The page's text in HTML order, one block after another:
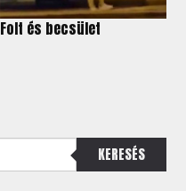
Folt és becsület
KERESÉS